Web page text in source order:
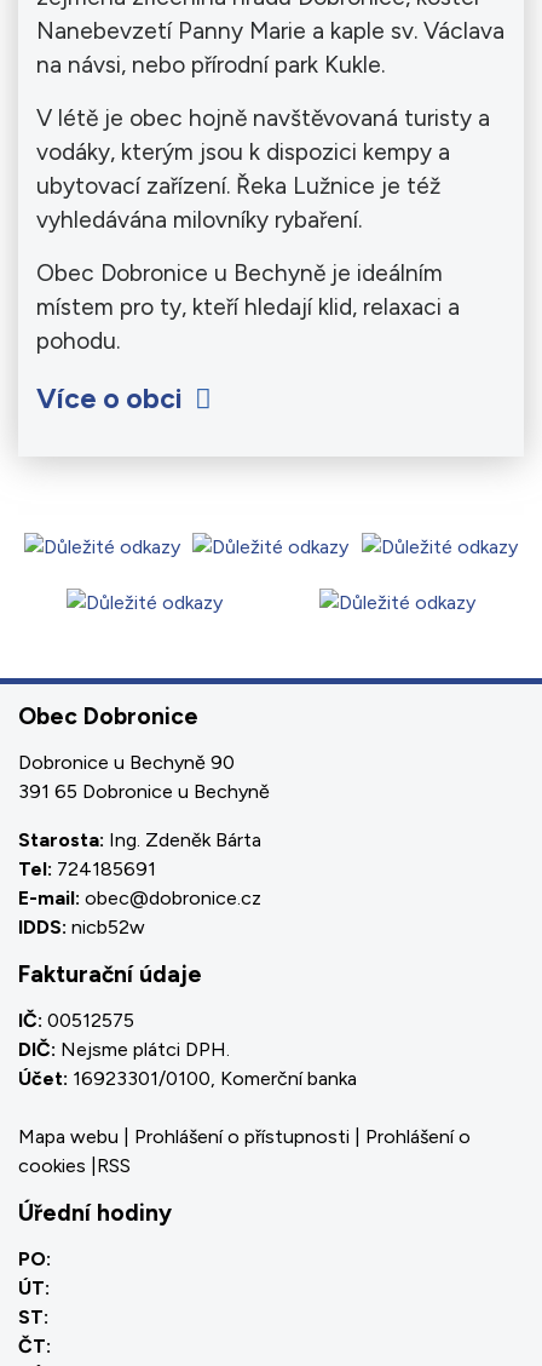
Nanebevzetí Panny Marie a kaple sv. Václava
na návsi, nebo přírodní park Kukle.
V létě je obec hojně navštěvovaná turisty a
vodáky, kterým jsou k dispozici kempy a
ubytovací zařízení. Řeka Lužnice je též
vyhledávána milovníky rybaření.
Obec Dobronice u Bechyně je ideálním
místem pro ty, kteří hledají klid, relaxaci a
pohodu.
Více o obci
Obec Dobronice
Dobronice u Bechyně 90
391 65 Dobronice u Bechyně
Starosta: Ing. Zdeněk Bárta
Tel: 724185691
E-mail: obec@dobronice.cz
IDDS: nicb52w
Fakturační údaje
IČ: 00512575
DIČ: Nejsme plátci DPH.
Účet: 16923301/0100, Komerční banka
Mapa webu Prohlášení o přístupnosti
Prohlášení o
cookies RSS
Úřední hodiny
PO:
ÚT:
ST:
ČT: